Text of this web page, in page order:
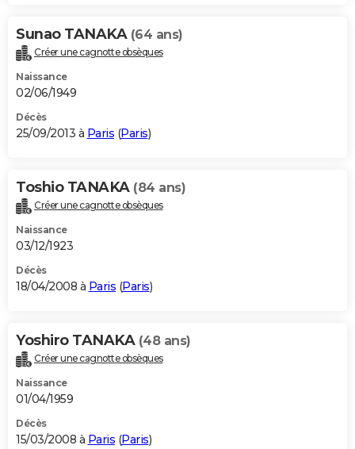
Sunao TANAKA (64 ans)
Créer une cagnotte obsèques
Naissance
02/06/1949
Décès
25/09/2013 à Paris (Paris)
Toshio TANAKA (84 ans)
Créer une cagnotte obsèques
Naissance
03/12/1923
Décès
18/04/2008 à Paris (Paris)
Yoshiro TANAKA (48 ans)
Créer une cagnotte obsèques
Naissance
01/04/1959
Décès
15/03/2008 à Paris (Paris)